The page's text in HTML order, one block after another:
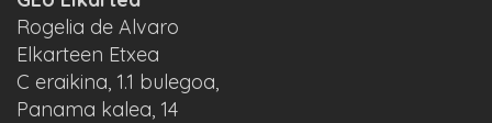
Rogelia de Alvaro
Elkarteen Etxea
C eraikina, 1.1 bulegoa,
Panama kalea, 14